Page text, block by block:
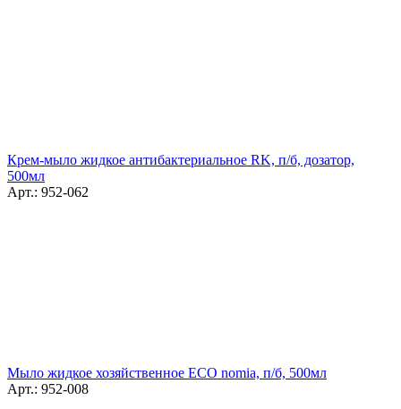
Крем-мыло жидкое антибактериальное RK, п/б, дозатор,
500мл
Арт.: 952-062
Мыло жидкое хозяйственное ECO nomia, п/б, 500мл
Арт.: 952-008